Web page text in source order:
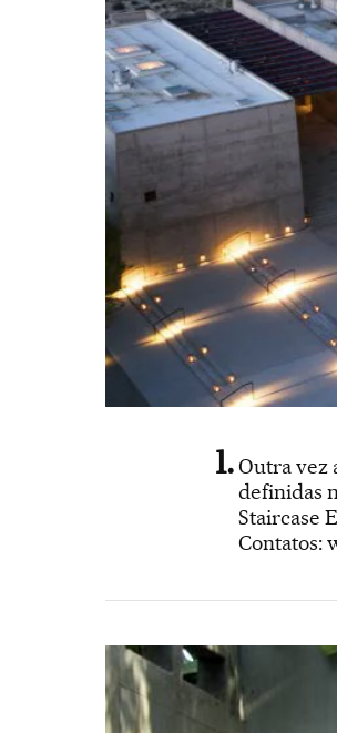
Outra vez
definidas
Staircase
Contatos: